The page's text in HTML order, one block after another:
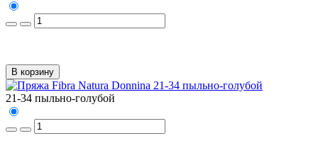
В корзину
21-34 пыльно-голубой